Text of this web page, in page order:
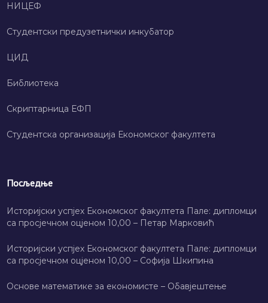
НИЦЕФ
Студентски предузетнички инкубатор
ЦИД
Библиотека
Скриптарница ЕФП
Студентска организација Економског факултета
Посљедње
Историјски успјех Економског факултета Пале: дипломци
са просјечном оцјеном 10,00 – Петар Марковић
Историјски успјех Економског факултета Пале: дипломци
са просјечном оцјеном 10,00 – Софија Шкипина
Основе математике за економисте – Обавјештење